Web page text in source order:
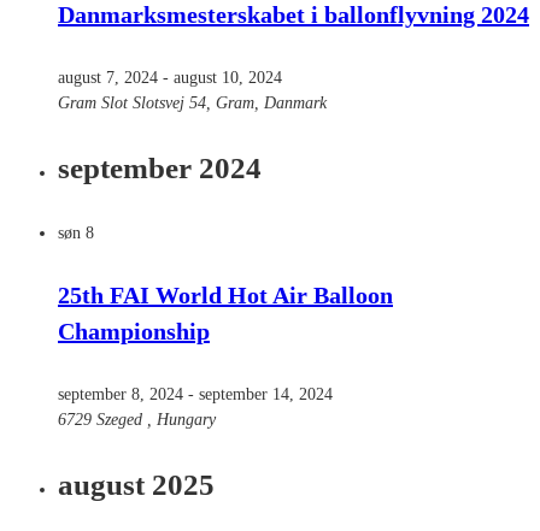
Danmarksmesterskabet i ballonflyvning 2024
august 7, 2024 - august 10, 2024
Gram Slot Slotsvej 54, Gram, Danmark
september 2024
søn 8
25th FAI World Hot Air Balloon
Championship
september 8, 2024 - september 14, 2024
6729 Szeged
, Hungary
august 2025